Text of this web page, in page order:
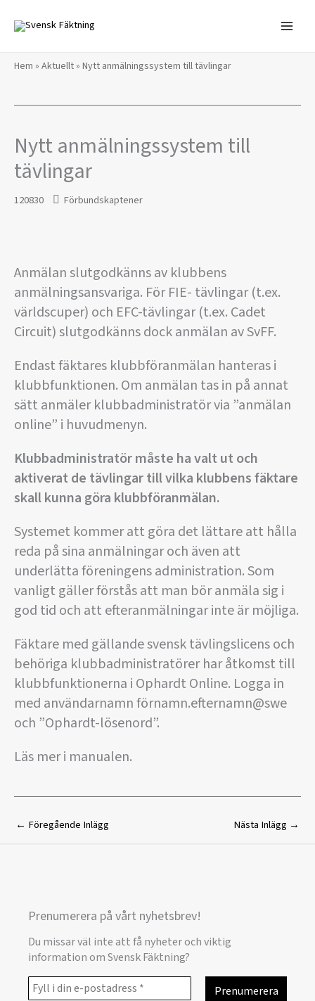
innehåll
Hem » Aktuellt» Nytt anmälningssystem till tävlingar
Nytt anmälningssystem till
tävlingar
120830 Förbundskaptener
Anmälan slutgodkänns av klubbens
anmälningsansvariga. För FIE- tävlingar (t.ex.
världscuper) och EFC-tävlingar (t.ex. Cadet
Circuit) slutgodkänns dock anmälan av SvFF.
Endast fäktares klubbföranmälan hanteras i
klubbfunktionen. Om anmälan tas in på annat
sätt anmäler klubbadministratör via ”anmälan
online” i huvudmenyn.
Klubbadministratör måste ha valt ut och
aktiverat de tävlingar till vilka klubbens fäktare
skall kunna göra klubbföranmälan.
Systemet kommer att göra det lättare att hålla
reda på sina anmälningar och även att
underlätta föreningens administration. Som
vanligt gäller förstås att man bör anmäla sig i
god tid och att efteranmälningar inte är möjliga.
Fäktare med gällande svensk tävlingslicens och
behöriga klubbadministratörer har åtkomst till
klubbfunktionerna i Ophardt Online. Logga in
med användarnamn förnamn.efternamn@swe
och ”Ophardt-lösenord”.
Läs mer i manualen.
← Föregående Inlägg Nästa Inlägg →
Prenumerera på vårt nyhetsbrev!
Du missar väl inte att få nyheter och viktig
information om Svensk Fäktning?